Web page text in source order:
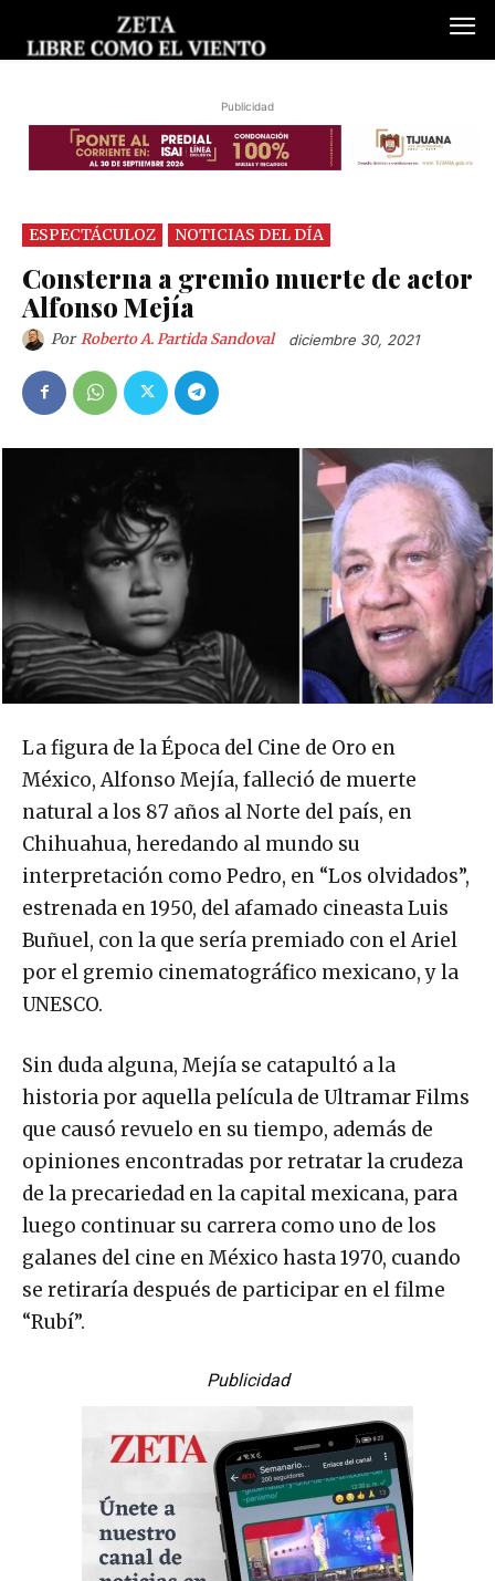
Publicidad
ESPECTÁCULOZ NOTICIAS DEL DÍA
Consterna a gremio muerte de actor
Alfonso Mejía
Por Roberto A. Partida Sandoval diciembre 30, 2021
La figura de la Época del Cine de Oro en
México, Alfonso Mejía, falleció de muerte
natural a los 87 años al Norte del país, en
Chihuahua, heredando al mundo su
interpretación como Pedro, en “Los olvidados”,
estrenada en 1950, del afamado cineasta Luis
Buñuel, con la que sería premiado con el Ariel
por el gremio cinematográfico mexicano, y la
UNESCO.
Sin duda alguna, Mejía se catapultó a la
historia por aquella película de Ultramar Films
que causó revuelo en su tiempo, además de
opiniones encontradas por retratar la crudeza
de la precariedad en la capital mexicana, para
luego continuar su carrera como uno de los
galanes del cine en México hasta 1970, cuando
se retiraría después de participar en el filme
“Rubí”.
Publicidad